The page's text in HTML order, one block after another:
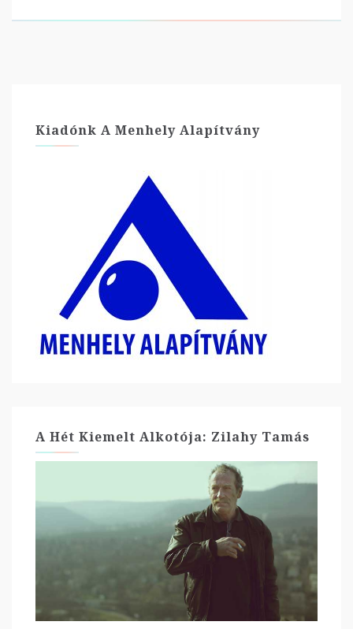
Kiadónk A Menhely Alapítvány
A Hét Kiemelt Alkotója: Zilahy Tamás